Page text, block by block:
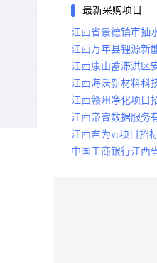
最新采购项目
江西省景德镇市抽
江西万年县锂源新
江西康山蓄滞洪区
江西海沃新材料科
江西赣州净化项目
江西帝睿数据服务
江西君为vr项目招
中国工商银行江西